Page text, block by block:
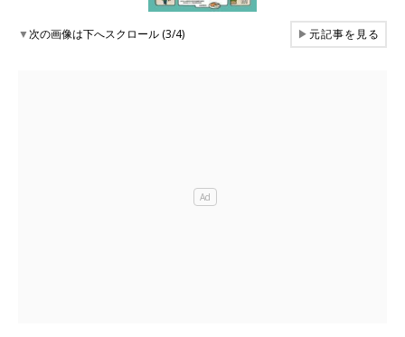
▼次の画像は下へスクロール (3/4) ▶元記事を見る